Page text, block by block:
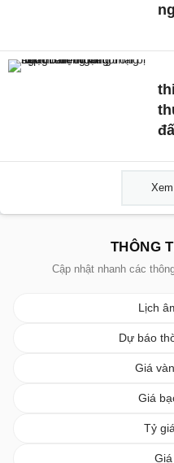
THÔNG
Cập nhật nhanh các
Lịch
Dự báo
Giá
Giá
Tỷ